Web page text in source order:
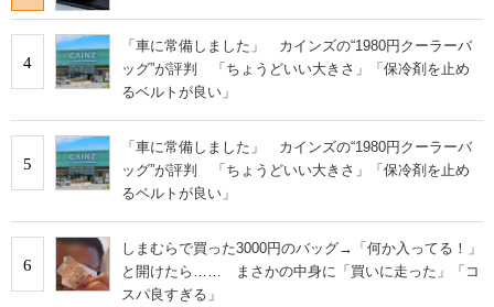
4
「車に常備しました」 カインズの“1980円クーラーバ
ッグ”が評判 「ちょうどいい大きさ」「保冷剤を止め
るベルトが良い」
5
「車に常備しました」 カインズの“1980円クーラーバ
ッグ”が評判 「ちょうどいい大きさ」「保冷剤を止め
るベルトが良い」
6
しまむらで買った3000円のバッグ→「何か入ってる！」
と開けたら…… まさかの中身に「買いに走った」「コ
スパ良すぎる」